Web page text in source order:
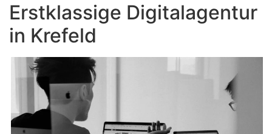
Erstklassige Digitalagentur
in Krefeld